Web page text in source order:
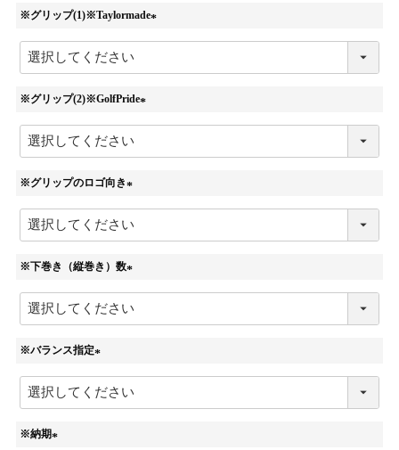
※グリップ(1)※Taylormade
(
須
※グリップ(2)※GolfPride
(
須
※グリップのロゴ向き
(
必
須
)
※下巻き（縦巻き）数
(
必
須
※バランス指定
(
必
須
※納期